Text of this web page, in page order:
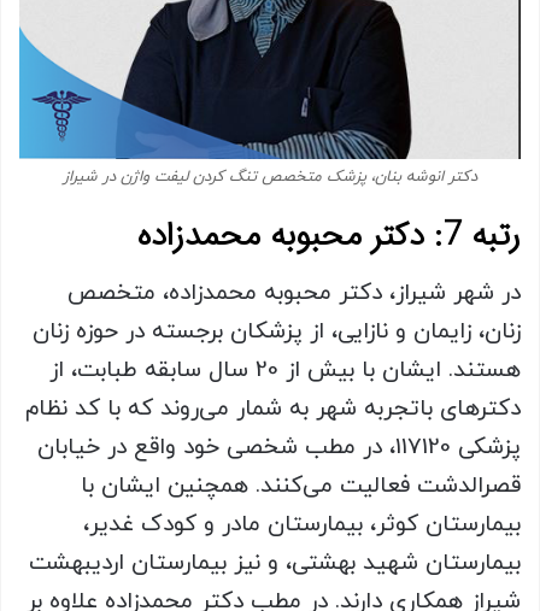
دکتر انوشه بنان، پزشک متخصص تنگ کردن لیفت واژن در شیراز
رتبه 7: دکتر محبوبه محمدزاده
در شهر شیراز، دکتر محبوبه محمدزاده، متخصص
زنان، زایمان و نازایی، از پزشکان برجسته در حوزه زنان
هستند. ایشان با بیش از 20 سال سابقه طبابت، از
دکترهای باتجربه شهر به شمار می‌روند که با کد نظام
پزشکی 117120، در مطب شخصی خود واقع در خیابان
قصرالدشت فعالیت می‌کنند. همچنین ایشان با
بیمارستان کوثر، بیمارستان مادر و کودک غدیر،
بیمارستان شهید بهشتی، و نیز بیمارستان اردیبهشت
شیراز همکاری دارند. در مطب دکتر محمدزاده علاوه بر